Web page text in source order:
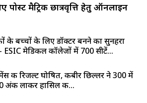
पोस्ट मैट्रिक छात्रवृत्ति हेतु ऑनलाइन
के बच्चों के लिए डॉक्टर बनने का सुनहरा
ESIC मेडिकल कॉलेजों में 700 सीटें...
की रिजल्ट घोषित, कबीर छिल्लर ने 300 में
अंक लाकर हासिल की...